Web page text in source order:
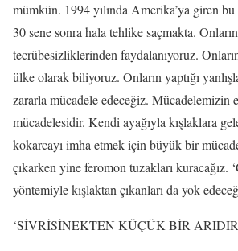
mümkün. 1994 yılında Amerika’ya giren bu
30 sene sonra hala tehlike saçmakta.
tecrübesizliklerinden faydalanıyoruz. Onların
ülke olarak biliyoruz. Onların yaptığı
zararla mücadele edeceğiz. Mücadelemizin
mücadelesidir. Kendi ayağıyla kışlaklara
kokarcayı imha etmek için büyük bir
çıkarken yine feromon tuzakları kuracağız.
yöntemiyle kışlaktan çıkanları da yok
‘SİVRİSİNEKTEN KÜÇÜK BİR